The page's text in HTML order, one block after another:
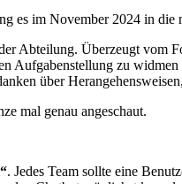
es im November 2024 in die
Abteilung. Überzeugt vom
zu
über
mal genau angeschaut.
. Jedes Team sollte eine